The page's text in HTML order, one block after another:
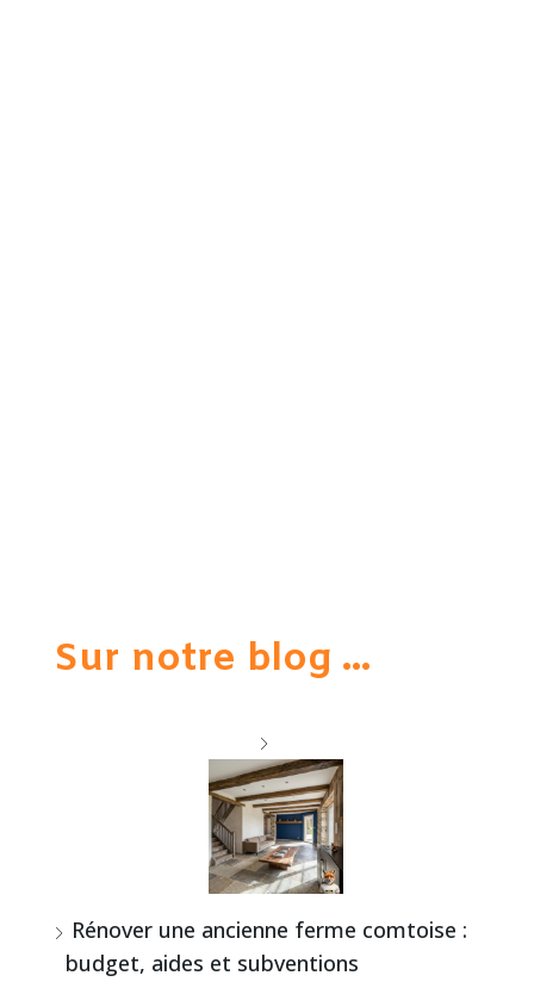
Sur notre blog ...
Rénover une ancienne ferme comtoise :
budget, aides et subventions